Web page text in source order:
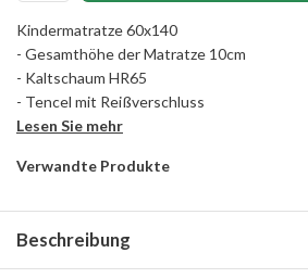
Kindermatratze 60x140
- Gesamthöhe der Matratze 10cm
- Kaltschaum HR65
- Tencel mit Reißverschluss
Lesen Sie mehr
Verwandte Produkte
Beschreibung